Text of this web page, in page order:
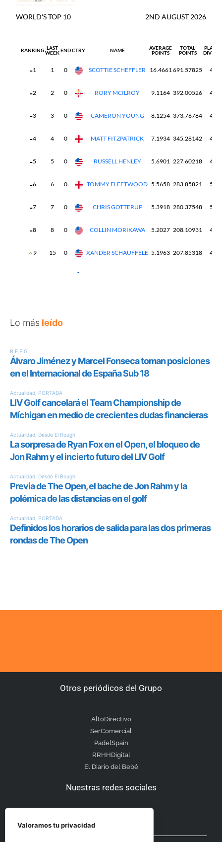
Lo más leído
Otros periódicos del Grupo
AltoDirectivo
SerComercial
PadelSpain
RRHHDigital
El Diario del Bebé
Nuestras redes sociales
Valoramos tu privacidad